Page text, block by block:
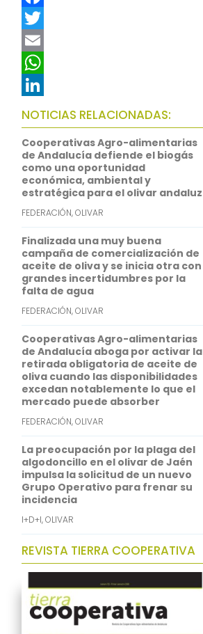
F
a
c
e
b
o
o
k
T
w
t
t
e
r
E
m
a
i
l
W
h
a
t
s
A
p
p
L
i
n
k
e
d
I
n
NOTICIAS RELACIONADAS:
Cooperativas Agro-alimentarias
de Andalucía defiende el biogás
como una oportunidad
económica, ambiental y
estratégica para el olivar andaluz
FEDERACIÓN,OLIVAR
Finalizada una muy buena
campaña de comercialización de
aceite de oliva y se inicia otra con
grandes incertidumbres por la
falta de agua
FEDERACIÓN,OLIVAR
Cooperativas Agro-alimentarias
de Andalucía aboga por activar la
retirada obligatoria de aceite de
oliva cuando las disponibilidades
excedan notablemente lo que el
mercado puede absorber
FEDERACIÓN,OLIVAR
La preocupación por la plaga del
algodoncillo en el olivar de Jaén
impulsa la solicitud de un nuevo
Grupo Operativo para frenar su
incidencia
I+D+I,OLIVAR
REVISTA TIERRA COOPERATIVA